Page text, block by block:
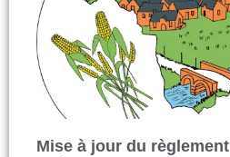
Mise à jour du règlement